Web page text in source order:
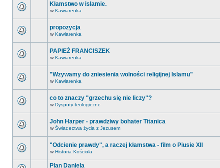
Kłamstwo w islamie.
w Kawiarenka
propozycja
w Kawiarenka
PAPIEŻ FRANCISZEK
w Kawiarenka
"Wzywamy do zniesienia wolności religijnej Islamu"
w Kawiarenka
co to znaczy "grzechu się nie liczy"?
w Dysputy teologiczne
John Harper - prawdziwy bohater Titanica
w Świadectwa życia z Jezusem
"Odcienie prawdy", a raczej kłamstwa - film o Piusie XII
w Historia Kościoła
Plan Daniela